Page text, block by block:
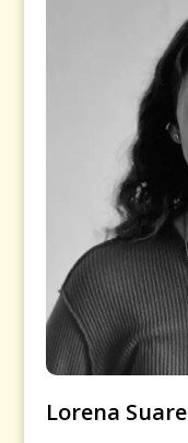
Lorena